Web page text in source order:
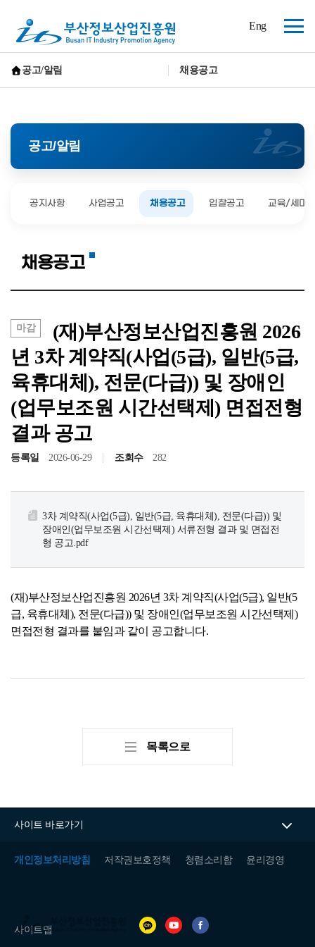
(재)
부
산
정
보
산
업
Eng
체
공고/알림
BIPA소식
사업안내
자료실 홍보자료 정기간행물
BIPA소개
공고/알림 채용공고
공고/알림
공지사항 사업공고 채용공고 입찰공고 교육/세미
채용공고
마감
(재)부산정보산업진흥원 2026
년 3차 계약직(사업(5급), 일반(5급,
육휴대체), 전문(다급)) 및 장애인
(업무보조원 시간선택제) 면접전형
결과 공고
등록일 2026-06-29 조회수 282
3차 계약직(사업(5급), 일반(5급, 육휴대체), 전문(다급)) 및
장애인(업무보조원 시간선택제) 서류전형 결과 및 면접전
형 공고.pdf
(재)부산정보산업진흥원 2026년 3차 계약직(사업(5급), 일반(5
급, 육휴대체), 전문(다급)) 및 장애인(업무보조원 시간선택제)
면접전형 결과를 붙임과 같이 공고합니다.
목록으로
개인정보처리방침 저작권보호정책 청렴소리함 윤리경영
사이트맵
사이트 바로가기
부